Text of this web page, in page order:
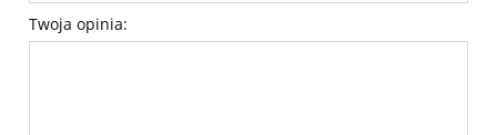
Twoja opinia: